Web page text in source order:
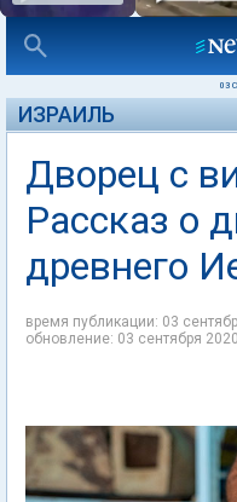
03
ИЗРАИЛЬ
Дворец с
Рассказ о
древнего
время публикации: 03
обновление: 03 сентября